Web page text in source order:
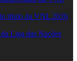
título da VNL 2026
Liga das Nações